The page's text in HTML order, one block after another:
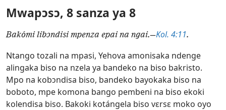
Mwapɔsɔ, 8 sanza ya 8
Bakómi libɔndisi mpenza epai na ngai.—Kol. 4:11.
Ntango tozali na mpasi, Yehova amonisaka ndenge
alingaka biso na nzela ya bandeko na biso bakristo.
Mpo na kobɔndisa biso, bandeko bayokaka biso na
boboto, mpe komona bango pembeni na biso ekoki
kolendisa biso. Bakoki kotángela biso vɛrsɛ moko oyo